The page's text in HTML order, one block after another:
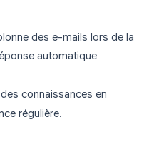
des e-mails lors de la
automatique
connaissances en
régulière.